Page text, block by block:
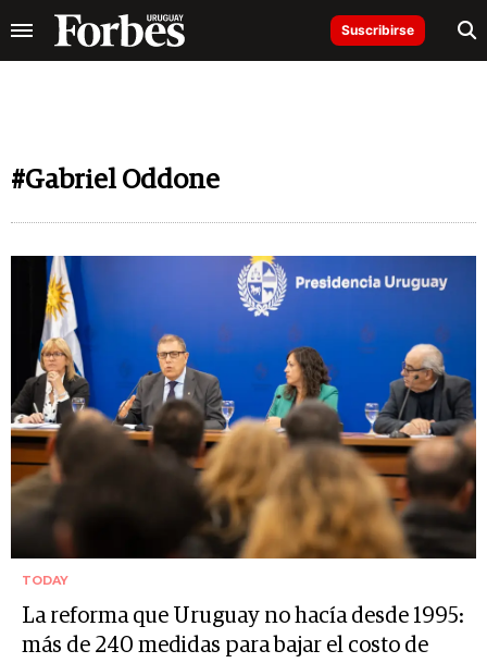
Suscribirse
#Gabriel Oddone
TODAY
La reforma que Uruguay no hacía desde 1995:
más de 240 medidas para bajar el costo de